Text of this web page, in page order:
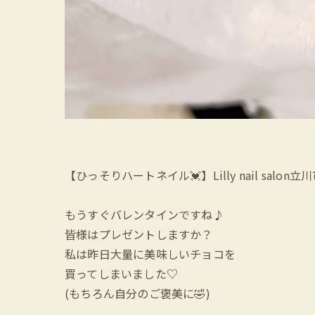
【ひっそりハートネイル💓】Lilly nail salon立
もうすぐバレンタインですね♪
皆様はプレゼントしますか？
私は昨日大量に美味しいチョコを
買ってしまいました♡
(もちろん自分のご褒美に🤣)